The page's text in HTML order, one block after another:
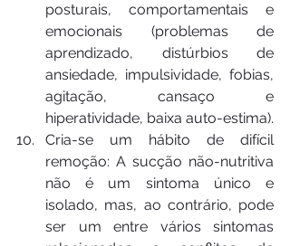
posturais, comportamentais e
emocionais (problemas de
aprendizado, distúrbios de
ansiedade, impulsividade, fobias,
agitação, cansaço e
hiperatividade, baixa auto-estima).
Cria-se um hábito de difícil
remoção: A sucção não-nutritiva
não é um sintoma único e
isolado, mas, ao contrário, pode
ser um entre vários sintomas